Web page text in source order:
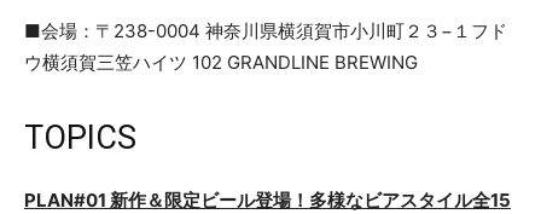
■会場：〒238-0004 神奈川県横須賀市小川町２３−１フド
ウ横須賀三笠ハイツ 102 GRANDLINE BREWING
TOPICS
PLAN#01 新作＆限定ビール登場！多様なビアスタイル全15